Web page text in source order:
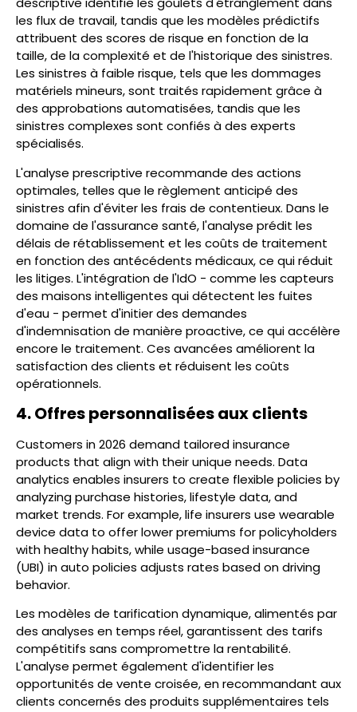
les flux de travail, tandis que les modèles prédictifs
attribuent des scores de risque en fonction de la
taille, de la complexité et de l'historique des sinistres.
Les sinistres à faible risque, tels que les dommages
matériels mineurs, sont traités rapidement grâce à
des approbations automatisées, tandis que les
sinistres complexes sont confiés à des experts
spécialisés.
L'analyse prescriptive recommande des actions
optimales, telles que le règlement anticipé des
sinistres afin d'éviter les frais de contentieux. Dans le
domaine de l'assurance santé, l'analyse prédit les
délais de rétablissement et les coûts de traitement
en fonction des antécédents médicaux, ce qui réduit
les litiges. L'intégration de l'IdO - comme les capteurs
des maisons intelligentes qui détectent les fuites
d'eau - permet d'initier des demandes
d'indemnisation de manière proactive, ce qui accélère
encore le traitement. Ces avancées améliorent la
satisfaction des clients et réduisent les coûts
opérationnels.
4. Offres personnalisées aux clients
Customers in 2026 demand tailored insurance
products that align with their unique needs. Data
analytics enables insurers to create flexible policies by
analyzing purchase histories, lifestyle data, and
market trends. For example, life insurers use wearable
device data to offer lower premiums for policyholders
with healthy habits, while usage-based insurance
(UBI) in auto policies adjusts rates based on driving
behavior.
Les modèles de tarification dynamique, alimentés par
des analyses en temps réel, garantissent des tarifs
compétitifs sans compromettre la rentabilité.
L'analyse permet également d'identifier les
opportunités de vente croisée, en recommandant aux
clients concernés des produits supplémentaires tels